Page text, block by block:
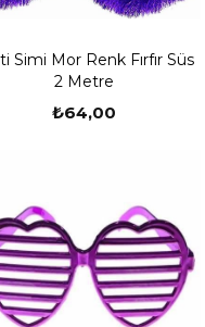
Simi Mor Renk Fırfır Süs
2 Metre
₺64,00